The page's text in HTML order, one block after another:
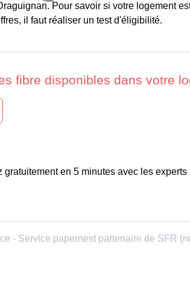
Pour savoir si votre logement
il faut réaliser un test d'éligibilité.
gratuitement en 5 minutes avec les experts